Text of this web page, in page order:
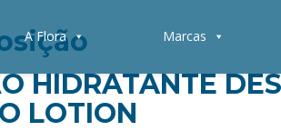
A Flora Marcas
HIDRATANTE
LOTION